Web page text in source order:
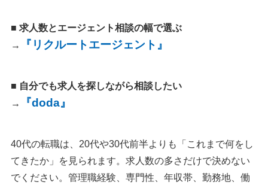
■ 求人数とエージェント相談の幅で選ぶ
→
『リクルートエージェント』
■ 自分でも求人を探しながら相談したい
→
『doda』
40代の転職は、20代や30代前半よりも「これまで何をし
てきたか」を見られます。求人数の多さだけで決めない
でください。管理職経験、専門性、年収帯、勤務地、働